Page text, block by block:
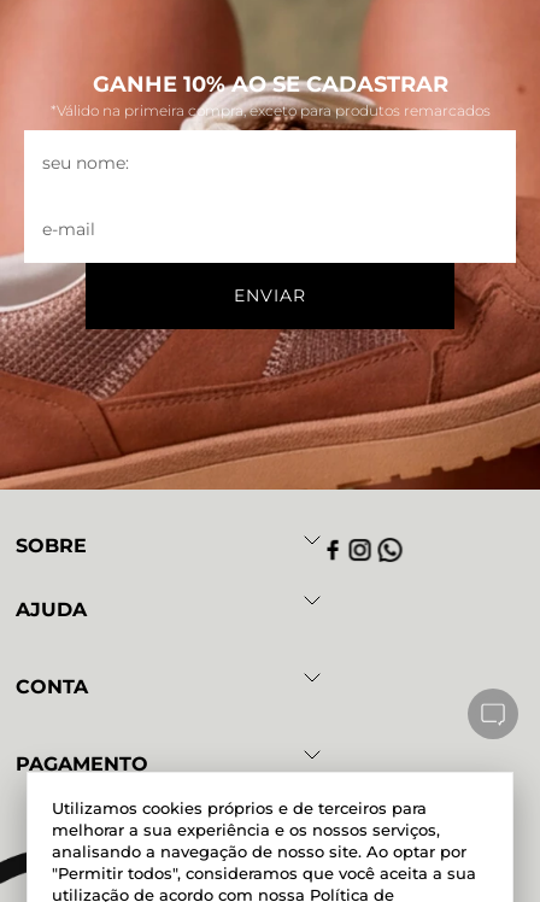
Utilizamos cookies próprios e de terceiros para
melhorar a sua experiência e os nossos serviços,
analisando a navegação de nosso site. Ao optar por
"Permitir todos", consideramos que você aceita a sua
utilização de acordo com nossa Política de
GANHE 10% AO SE CADASTRAR
*Válido na primeira compra, exceto para produtos remarcados
SOBRE
AJUDA
CONTA
PAGAMENTO
Powered by Developed by